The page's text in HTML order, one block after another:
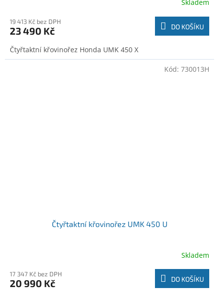
Skladem
19 413 Kč bez DPH
23 490 Kč DO KOŠÍKU
Čtyřtaktní křovinořez Honda UMK 450 X
Čtyřtaktní křovinořez UMK 450 U
Skladem
17 347 Kč bez DPH
20 990 Kč DO KOŠÍKU
Kód: 730013H